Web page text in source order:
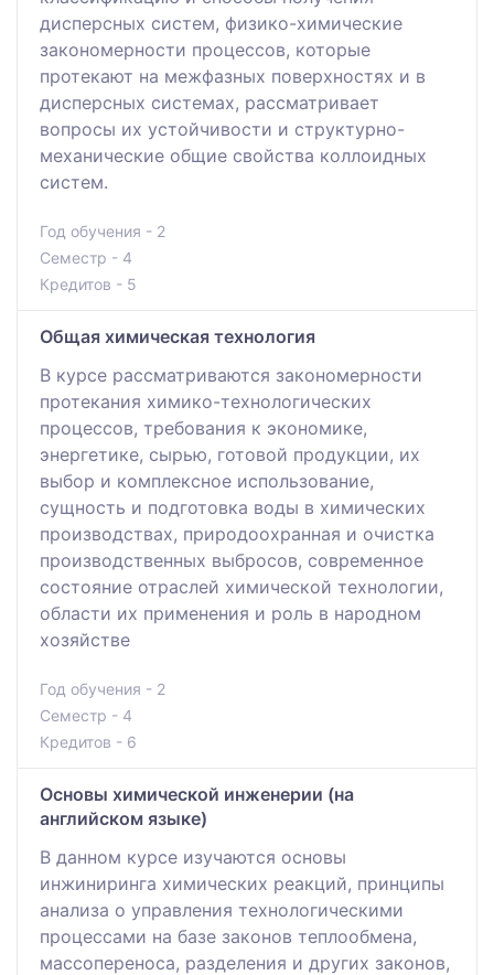
дисперсных систем, физико-химические
закономерности процессов, которые
протекают на межфазных поверхностях и в
дисперсных системах, рассматривает
вопросы их устойчивости и структурно-
механические общие свойства коллоидных
систем.
Год обучения - 2
Семестр - 4
Кредитов - 5
Общая химическая технология
В курсе рассматриваются закономерности
протекания химико-технологических
процессов, требования к экономике,
энергетике, сырью, готовой продукции, их
выбор и комплексное использование,
сущность и подготовка воды в химических
производствах, природоохранная и очистка
производственных выбросов, современное
состояние отраслей химической технологии,
области их применения и роль в народном
хозяйстве
Год обучения - 2
Семестр - 4
Кредитов - 6
Основы химической инженерии (на
английском языке)
В данном курсе изучаются основы
инжиниринга химических реакций, принципы
анализа о управления технологическими
процессами на базе законов теплообмена,
массопереноса, разделения и других законов,